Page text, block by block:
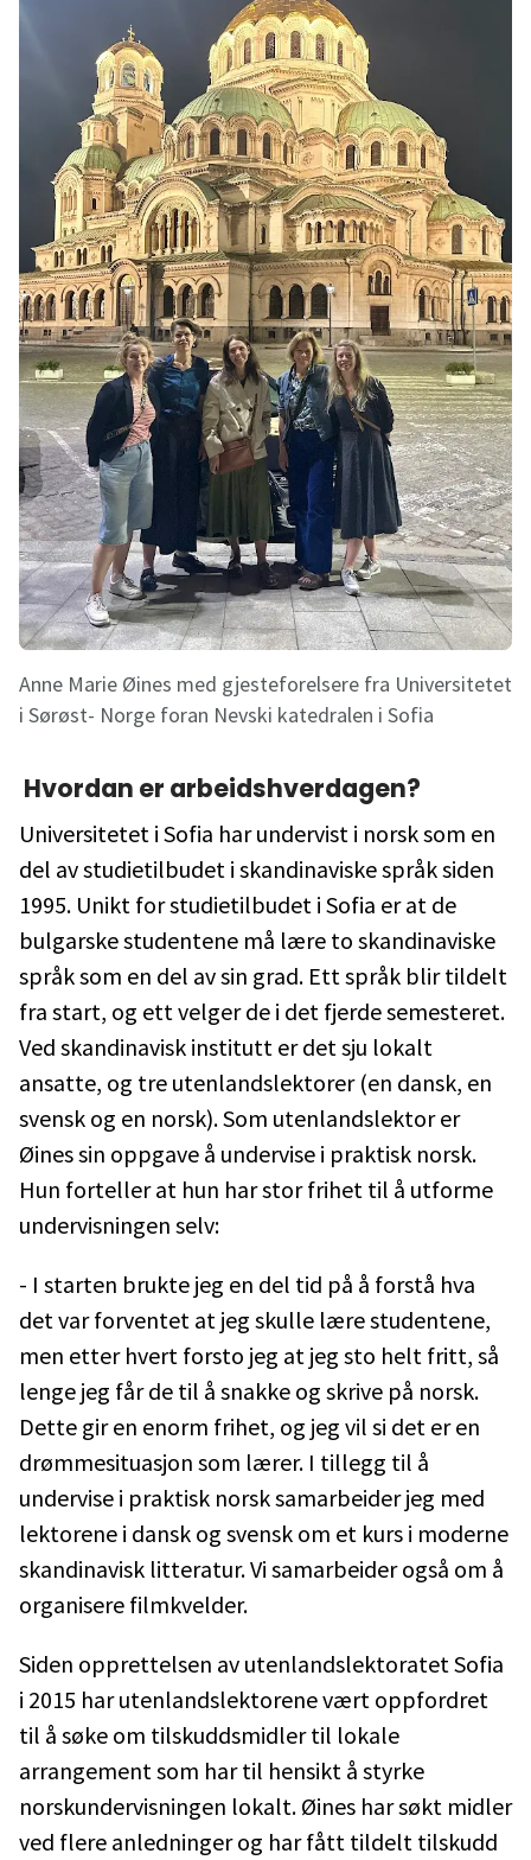
Anne Marie Øines med gjesteforelsere fra Universitetet
i Sørøst- Norge foran Nevski katedralen i Sofia
Hvordan er arbeidshverdagen?
Universitetet i Sofia har undervist i norsk som en
del av studietilbudet i skandinaviske språk siden
1995. Unikt for studietilbudet i Sofia er at de
bulgarske studentene må lære to skandinaviske
språk som en del av sin grad. Ett språk blir tildelt
fra start, og ett velger de i det fjerde semesteret.
Ved skandinavisk institutt er det sju lokalt
ansatte, og tre utenlandslektorer (en dansk, en
svensk og en norsk). Som utenlandslektor er
Øines sin oppgave å undervise i praktisk norsk.
Hun forteller at hun har stor frihet til å utforme
undervisningen selv:
- I starten brukte jeg en del tid på å forstå hva
det var forventet at jeg skulle lære studentene,
men etter hvert forsto jeg at jeg sto helt fritt, så
lenge jeg får de til å snakke og skrive på norsk.
Dette gir en enorm frihet, og jeg vil si det er en
drømmesituasjon som lærer. I tillegg til å
undervise i praktisk norsk samarbeider jeg med
lektorene i dansk og svensk om et kurs i moderne
skandinavisk litteratur. Vi samarbeider også om å
organisere filmkvelder.
Siden opprettelsen av utenlandslektoratet Sofia
i 2015 har utenlandslektorene vært oppfordret
til å søke om tilskuddsmidler til lokale
arrangement som har til hensikt å styrke
norskundervisningen lokalt. Øines har søkt midler
ved flere anledninger og har fått tildelt tilskudd